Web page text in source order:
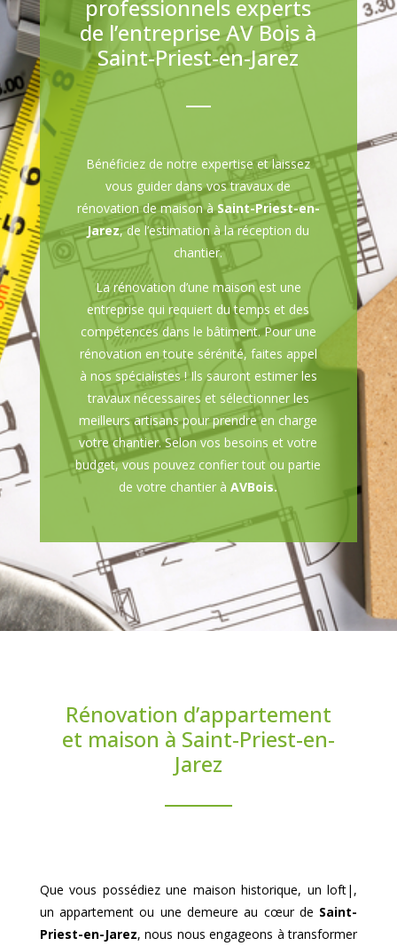
professionnels experts
de l’entreprise AV Bois à
Saint-Priest-en-Jarez
Bénéficiez de notre expertise et laissez
vous guider dans vos travaux de
rénovation de maison àSaint-Priest-en-
Jarez, de l’estimation à la réception du
chantier.
La rénovation d’une maison est une
entreprise qui requiert du temps et des
compétences dans le bâtiment. Pour une
rénovation en toute sérénité, faites appel
à nos spécialistes ! Ils sauront estimer les
travaux nécessaires et sélectionner les
meilleurs artisans pour prendre en charge
votre chantier. Selon vos besoins et votre
budget, vous pouvez confier tout ou partie
de votre chantier àAVBois.
Rénovation d’appartement
et maison à Saint-Priest-en-
Jarez
Que vous possédiez une maison historique, un loft|,
un appartement ou une demeure au cœur de Saint-
Priest-en-Jarez, nous nous engageons à transformer